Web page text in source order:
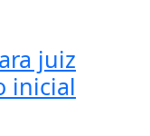
juiz
inicial